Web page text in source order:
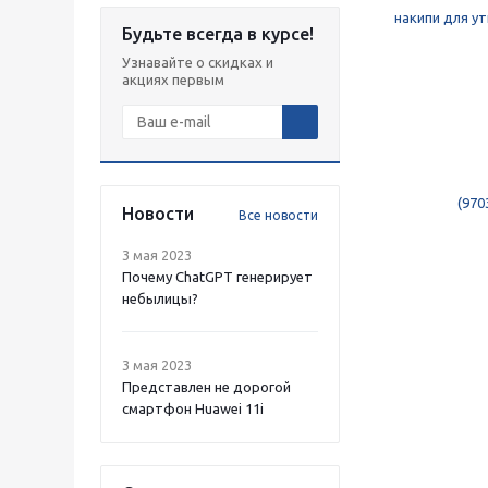
Будьте всегда в курсе!
Узнавайте о скидках и
акциях первым
Новости Все новости
3 мая 2023
Почему ChatGPT генерирует
небылицы?
3 мая 2023
Представлен не дорогой
смартфон Huawei 11i